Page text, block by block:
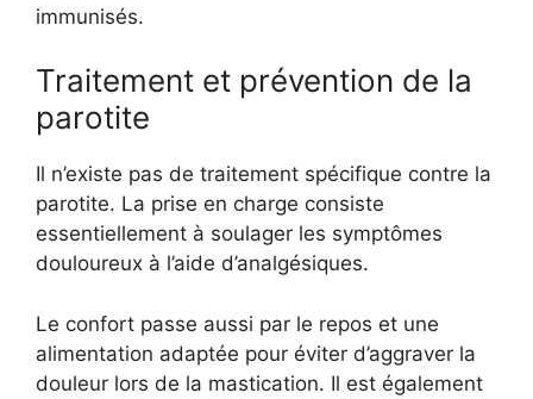
immunisés.
Traitement et prévention de la
parotite
Il n’existe pas de traitement spécifique contre la
parotite. La prise en charge consiste
essentiellement à soulager les symptômes
douloureux à l’aide d’analgésiques.
Le confort passe aussi par le repos et une
alimentation adaptée pour éviter d’aggraver la
douleur lors de la mastication. Il est également